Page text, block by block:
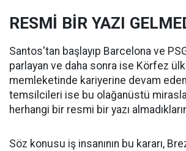
RESMİ BİR YAZI
Santos'tan başlayıp Barcelona ve
parlayan ve daha sonra ise Körfez
memleketinde kariyerine devam
temsilcileri ise bu olağanüstü
herhangi bir resmi bir yazı
Söz konusu iş insanının bu kararı,